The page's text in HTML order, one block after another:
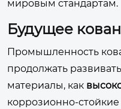
мировым стандартам.
Будущее
Промышленность
продолжать
материалы, как
коррозионно-стойкие